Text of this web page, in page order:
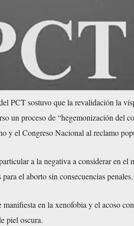
PCT sostuvo que la revalidación la
un proceso de “hegemonización del
y el Congreso Nacional al reclamo
a la negativa a considerar en el
el aborto sin consecuencias penales.
manifiesta en la xenofobia y el acoso
piel oscura.